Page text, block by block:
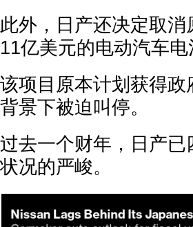
此外，日产还决定取
11亿美元的电动汽车
该项目原本计划获得
背景下被迫叫停。
过去一个财年，日产
状况的严峻。